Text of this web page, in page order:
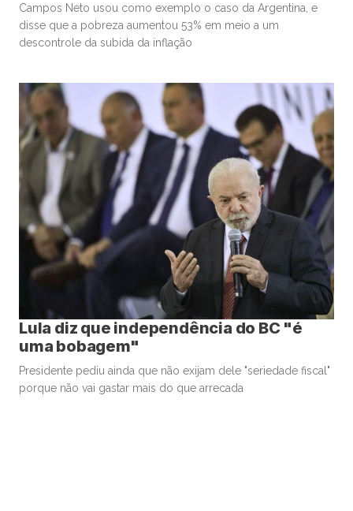
Campos Neto usou como exemplo o caso da Argentina, e
disse que a pobreza aumentou 53% em meio a um
descontrole da subida da inflação
Lula diz que independência do BC "é
uma bobagem"
Presidente pediu ainda que não exijam dele "seriedade fiscal"
porque não vai gastar mais do que arrecada